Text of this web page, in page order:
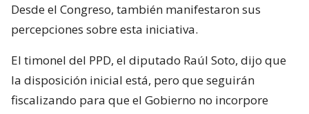
Desde el Congreso, también manifestaron sus
percepciones sobre esta iniciativa.
El timonel del PPD, el diputado Raúl Soto, dijo que
la disposición inicial está, pero que seguirán
fiscalizando para que el Gobierno no incorpore